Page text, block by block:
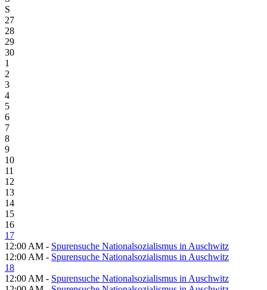
S
27
28
29
30
1
2
3
4
5
6
7
8
9
10
11
12
13
14
15
16
17
12:00 AM - Spurensuche Nationalsozialismus in Auschwitz
12:00 AM - Spurensuche Nationalsozialismus in Auschwitz
18
12:00 AM - Spurensuche Nationalsozialismus in Auschwitz